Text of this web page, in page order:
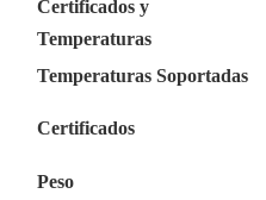
Certificados y
Temperaturas
Temperaturas Soportadas
Certificados
Peso